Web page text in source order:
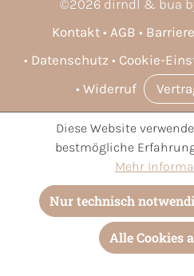
©2026 dirndl & bua
Kontakt
AGB
Datenschutz
Cookie-
Widerruf
* Alle Preise inkl. gesetzl.
und ggf. Nachnahmegebühren,
Diese Website
bestmögliche
Mehr
Nur technisch
Alle Cookies